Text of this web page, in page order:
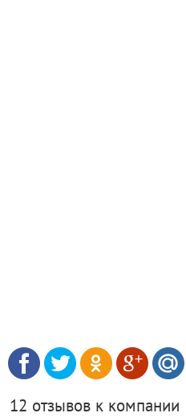
12 отзывов к компании